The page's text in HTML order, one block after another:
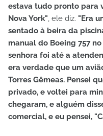
estava tudo pronto para
Nova York", ele diz. "Era
sentado à beira da
manual do Boeing 757
senhora foi até a
era verdade que um
Torres Gêmeas. Pensei
privado, e voltei para
chegaram, e alguém
comercial, e eu pensei,